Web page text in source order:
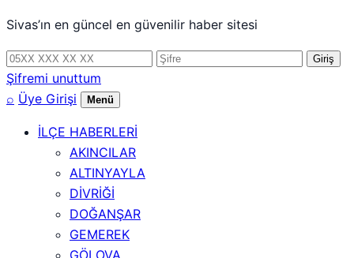
Sivas’ın en güncel en güvenilir haber sitesi
Telefon
numarası
Şifre Giriş
Şifremi unuttum
⌕ Üye Girişi Menü
İLÇE HABERLERİ
AKINCILAR
ALTINYAYLA
DİVRİĞİ
DOĞANŞAR
GEMEREK
GÖLOVA